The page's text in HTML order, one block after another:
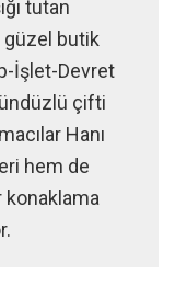
tutan
güzel butik
İşlet-Devret
çifti
Hanı
hem de